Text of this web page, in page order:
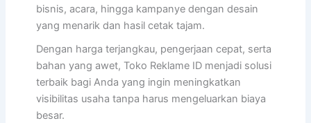
bisnis, acara, hingga kampanye dengan desain
yang menarik dan hasil cetak tajam.
Dengan harga terjangkau, pengerjaan cepat, serta
bahan yang awet, Toko Reklame ID menjadi solusi
terbaik bagi Anda yang ingin meningkatkan
visibilitas usaha tanpa harus mengeluarkan biaya
besar.